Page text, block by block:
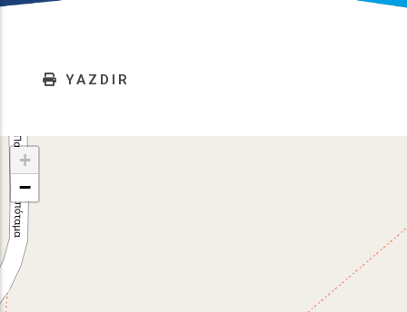
YAZDIR
+
−